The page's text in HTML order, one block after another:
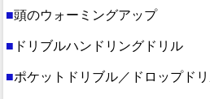
■頭のウォーミングアップ
■ ドリブルハンドリングドリル
■ポケットドリブル／ドロップド